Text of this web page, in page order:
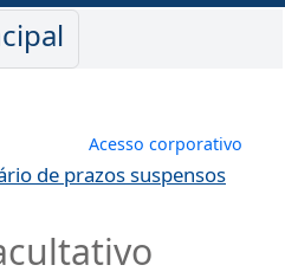
Menu de
Acesso corporativo
de prazos suspensos